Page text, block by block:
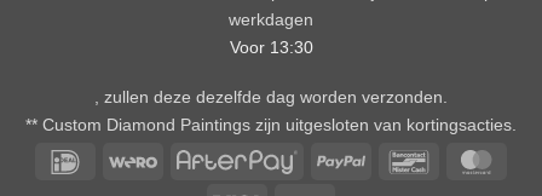
werkdagen
Voor 13:30
, zullen deze dezelfde dag worden verzonden.
** Custom Diamond Paintings zijn uitgesloten van kortingsacties.
IDeal
Wero AfterPayPayPal Bancontact